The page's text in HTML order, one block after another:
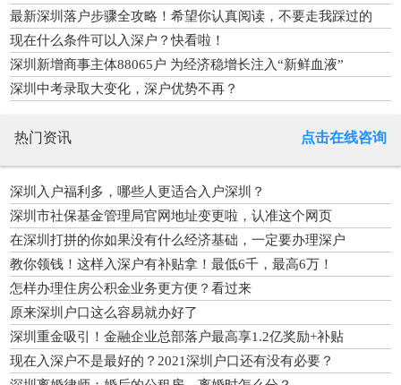
最新深圳落户步骤全攻略！希望你认真阅读，不要走我踩过的
坑！
现在什么条件可以入深户？快看啦！
深圳新增商事主体88065户 为经济稳增长注入“新鲜血液”
深圳中考录取大变化，深户优势不再？
热门资讯 点击在线咨询
深圳入户福利多，哪些人更适合入户深圳？
深圳市社保基金管理局官网地址变更啦，认准这个网页
在深圳打拼的你如果没有什么经济基础，一定要办理深户
教你领钱！这样入深户有补贴拿！最低6千，最高6万！
怎样办理住房公积金业务更方便？看过来
原来深圳户口这么容易就办好了
深圳重金吸引！金融企业总部落户最高享1.2亿奖励+补贴
现在入深户不是最好的？2021深圳户口还有没有必要？